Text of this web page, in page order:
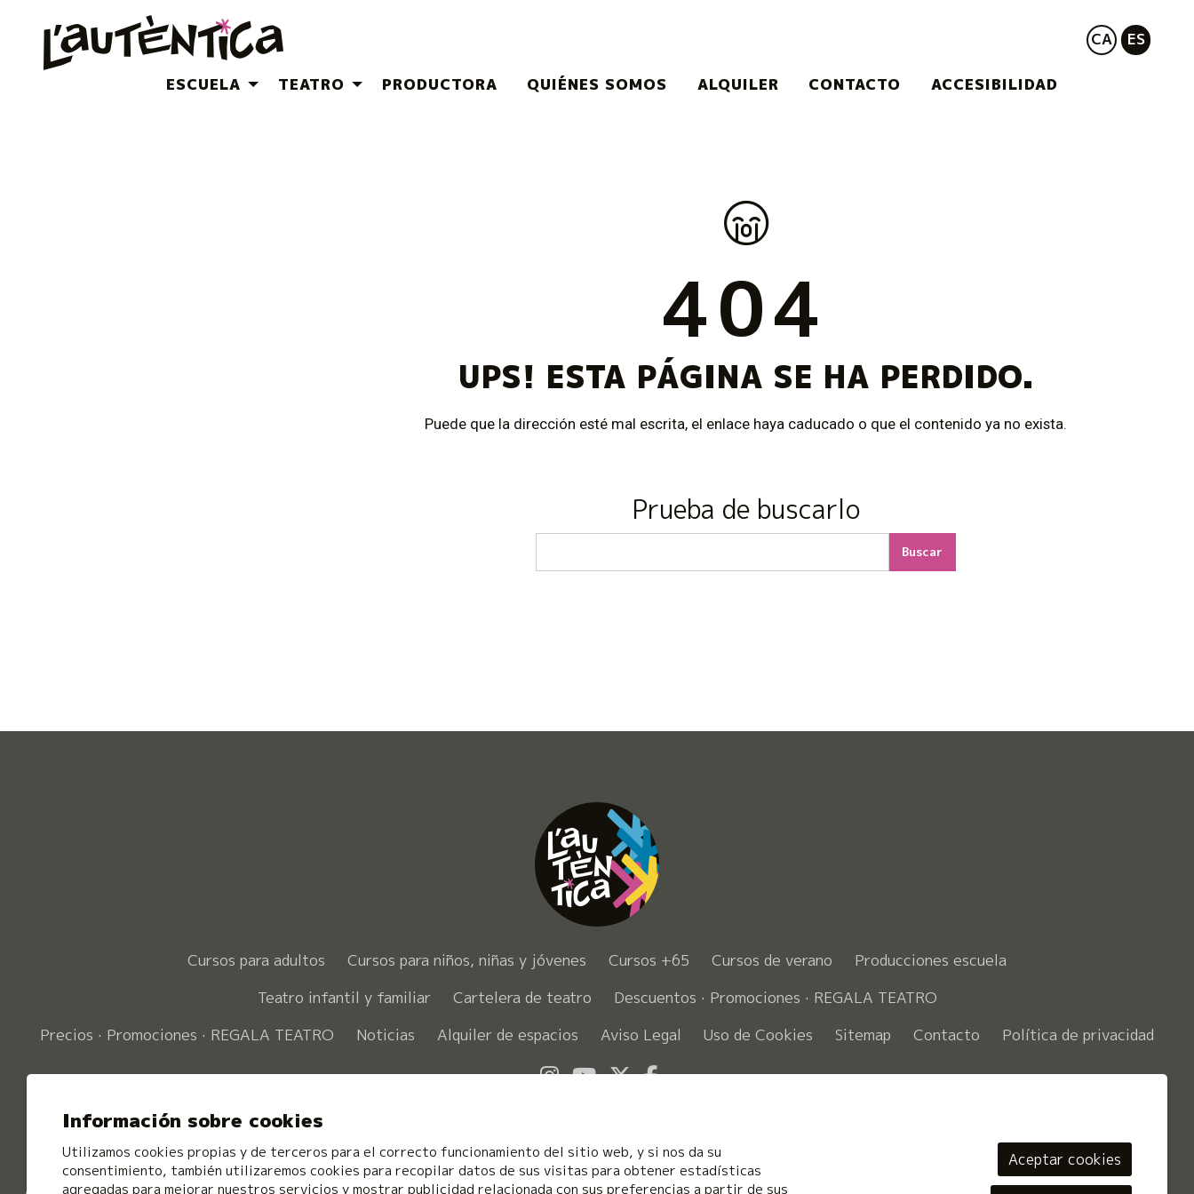
CA ES
ESCUELA TEATRO PRODUCTORA QUIÉNES SOMOS ALQUILER CONTACTO ACCESIBILIDAD
404
UPS! ESTA PÁGINA SE HA PERDIDO.
Puede que la dirección esté mal escrita, el enlace haya caducado o que el contenido ya no exista.
Prueba de buscarlo
Buscar
Cursos para adultos Cursos para niños, niñas y jóvenes Cursos +65 Cursos de verano
Producciones escuela
Teatro infantil y familiar
Cartelera de teatro
Descuentos · Promociones · REGALA TEATRO
Precios · Promociones · REGALA TEATRO
Noticias Alquiler de espacios Aviso Legal Uso de Cookies Sitemap Contacto Política de privacidad
Link a instagram
Link a youtube
Link a twitter
Link a facebook
Información sobre cookies
Utilizamos cookies propias y de terceros para el correcto funcionamiento del sitio web, y si nos da su
consentimiento, también utilizaremos cookies para recopilar datos de sus visitas para obtener estadísticas
agregadas para mejorar nuestros servicios y mostrar publicidad relacionada con sus preferencias a partir de sus
Aceptar cookies